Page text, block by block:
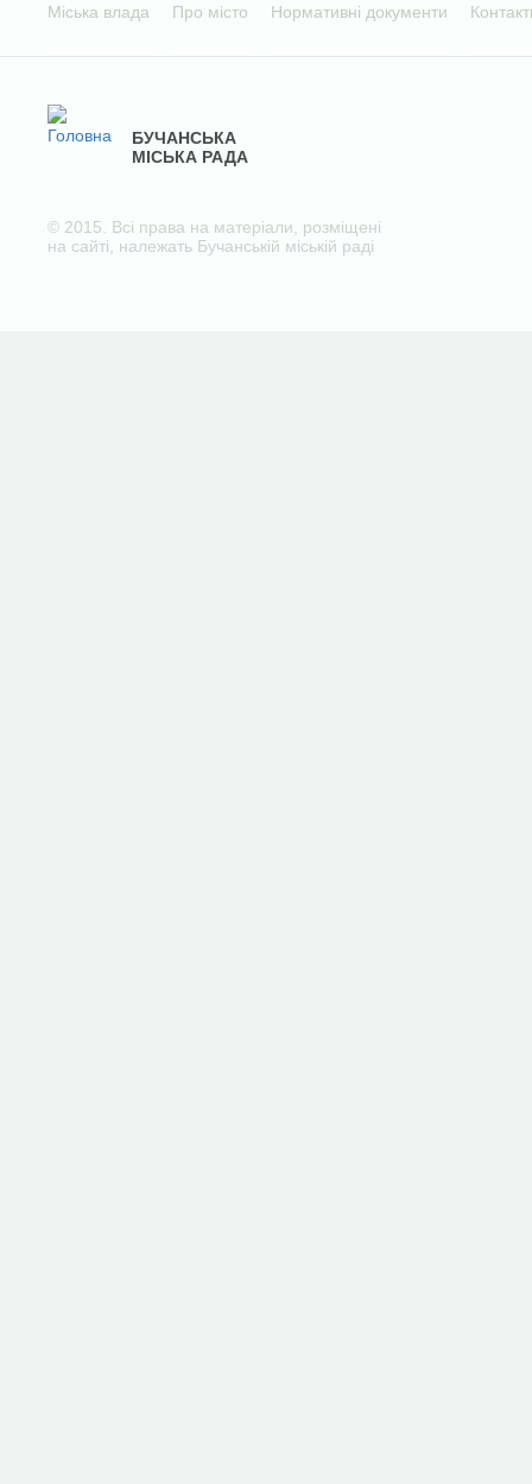
Міська влада Про місто Нормативні документи
БУЧАНСЬКА
МІСЬКА РАДА
© 2015. Всі права на матеріали, розміщені
на сайті, належать Бучанській міській раді